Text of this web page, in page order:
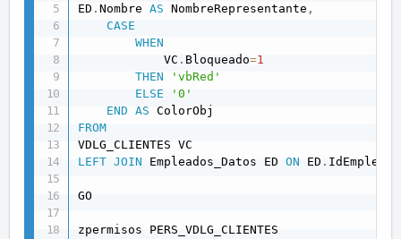
ED .Nombre AS NombreRepresentante ,
CASE
WHEN
			VC
. Bloqueado=1
THEN
'vbRed'
ELSE
'0'
END
AS
FROM
LEFT JOIN Empleados_Datos ED ON ED .
GO
zpermisos PERS_VDLG_CLIENTES